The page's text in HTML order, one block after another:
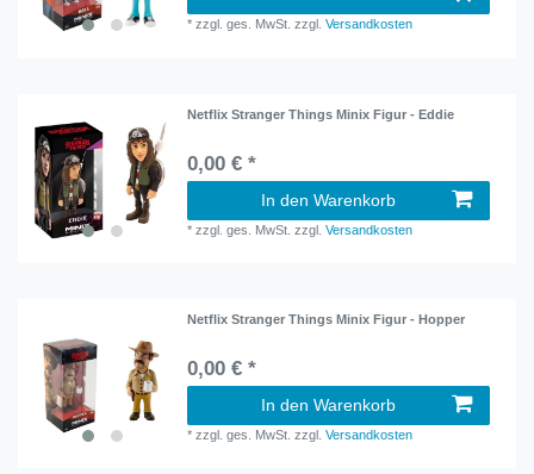
*zzgl. ges. MwSt. zzgl.Versandkosten
Netflix Stranger Things Minix Figur - Eddie
0,00 € *
In den Warenkorb
*zzgl. ges. MwSt. zzgl.Versandkosten
Netflix Stranger Things Minix Figur - Hopper
0,00 € *
In den Warenkorb
*zzgl. ges. MwSt. zzgl.Versandkosten